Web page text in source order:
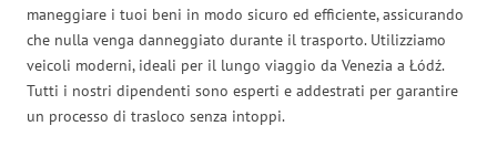
maneggiare i tuoi beni in modo sicuro ed efficiente, assicurando
che nulla venga danneggiato durante il trasporto. Utilizziamo
veicoli moderni, ideali per il lungo viaggio da Venezia a Łódź.
Tutti i nostri dipendenti sono esperti e addestrati per garantire
un processo di trasloco senza intoppi.